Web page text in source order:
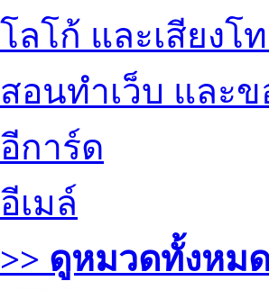
โลโก้ และเสียงโ
สอนทำเว็บ และข
อีการ์ด
อีเมล์
>> ดูหมวดทั้งหมด